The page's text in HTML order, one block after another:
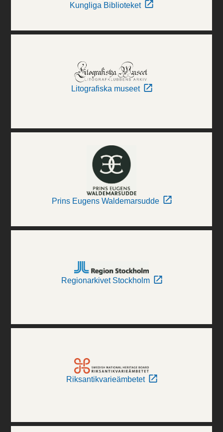
Kungliga Biblioteket
Litografiska museet
Prins Eugens Waldemarsudde
Regionarkivet Stockholm
Riksantikvarieämbetet